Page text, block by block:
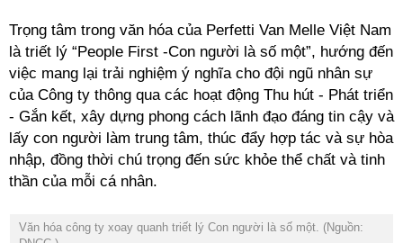
Trọng tâm trong văn hóa của Perfetti Van Melle Việt Nam
là triết lý “People First -Con người là số một”, hướng đến
việc mang lại trải nghiệm ý nghĩa cho đội ngũ nhân sự
của Công ty thông qua các hoạt động Thu hút - Phát triển
- Gắn kết, xây dựng phong cách lãnh đạo đáng tin cậy và
lấy con người làm trung tâm, thúc đẩy hợp tác và sự hòa
nhập, đồng thời chú trọng đến sức khỏe thể chất và tinh
thần của mỗi cá nhân.
Văn hóa công ty xoay quanh triết lý Con người là số một. (Nguồn: